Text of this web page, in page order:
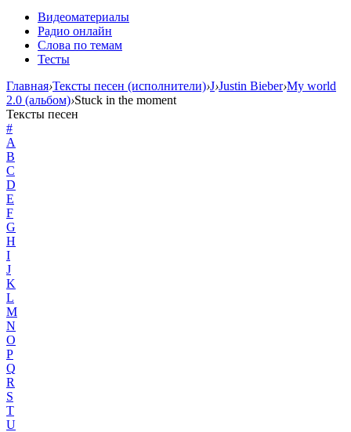
Видеоматериалы
Радио онлайн
Слова по темам
Тесты
Главная›Тексты песен (исполнители)›J›Justin Bieber›My world
2.0 (альбом)›Stuck in the moment
Тексты песен
#
A
B
C
D
E
F
G
H
I
J
K
L
M
N
O
P
Q
R
S
T
U